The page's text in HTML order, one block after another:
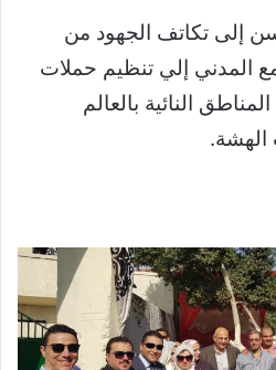
إلى تكاتف الجهود من
المدني إلي تنظيم حملات
النائية بالعالم
الهشة.